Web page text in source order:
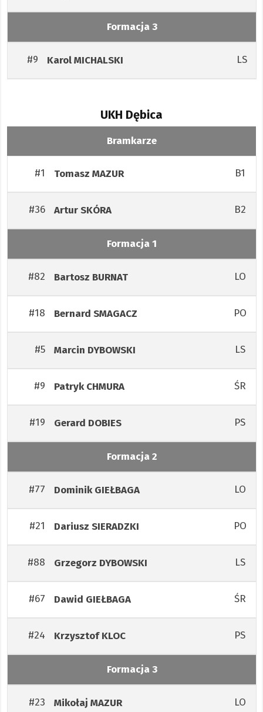
Formacja 3
#9 KarolMICHALSKI LS
UKH Dębica
Bramkarze
#1 Tomasz MAZUR B1
#36 ArturSKÓRA B2
Formacja 1
#82 Bartosz BURNAT LO
#18 Bernard SMAGACZ PO
#5 Marcin DYBOWSKI LS
#9 PatrykCHMURA ŚR
#19 Gerard DOBIES PS
Formacja 2
#77 DominikGIEŁBAGA LO
#21 Dariusz SIERADZKI PO
#88 Grzegorz DYBOWSKI LS
#67 Dawid GIEŁBAGA ŚR
#24 KrzysztofKLOC PS
Formacja 3
#23 Mikołaj MAZUR LO